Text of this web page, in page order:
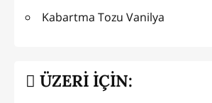
Kabartma Tozu Vanilya
ÜZERİ İÇİN: